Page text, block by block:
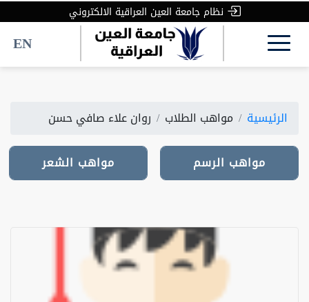
نظام جامعة العين العراقية الالكتروني
EN
الرئيسية مواهب الطلاب روان علاء صافي حسن
مواهب الرسم
مواهب الرسم مواهب الشعر
مواهب الشعر